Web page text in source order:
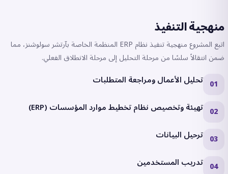
منهجية التنفيذ
اتبع المشروع منهجية تنفيذ نظام ERP المنظمة الخاصة بآرتشر سولوشنز، مما
ضمن انتقالاً سلسًا من مرحلة التحليل إلى مرحلة الانطلاق الفعلي.
01 تحليل الأعمال ومراجعة المتطلبات
02 تهيئة وتخصيص نظام تخطيط موارد المؤسسات (ERP)
03 ترحيل البيانات
04 تدريب المستخدمين